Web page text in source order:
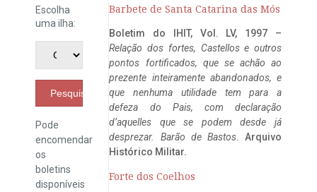
Escolha
uma ilha:
Pesquisar
Pode
encomendar
os
boletins
disponíveis
Barbete de Santa Catarina das Mós
Boletim do IHIT, Vol. LV, 1997 –
Relação dos fortes, Castellos e outros
pontos fortificados, que se achão ao
prezente inteiramente abandonados, e
que nenhuma utilidade tem para a
defeza do Pais, com declaração
d’aquelles que se podem desde já
desprezar. Barão de Bastos. Arquivo
Histórico Militar.
Forte dos Coelhos